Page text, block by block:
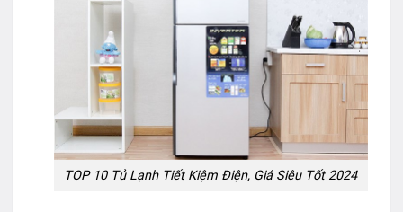
TOP 10 Tủ Lạnh Tiết Kiệm Điện, Giá Siêu Tốt 2024